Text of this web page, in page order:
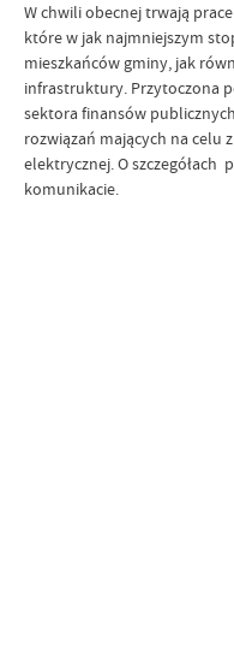
W chwili obecnej trwają
które w jak najmniejszym
mieszkańców gminy, jak
infrastruktury. Przytoczona
sektora finansów
rozwiązań mających na celu
elektrycznej. O
komunikacie.